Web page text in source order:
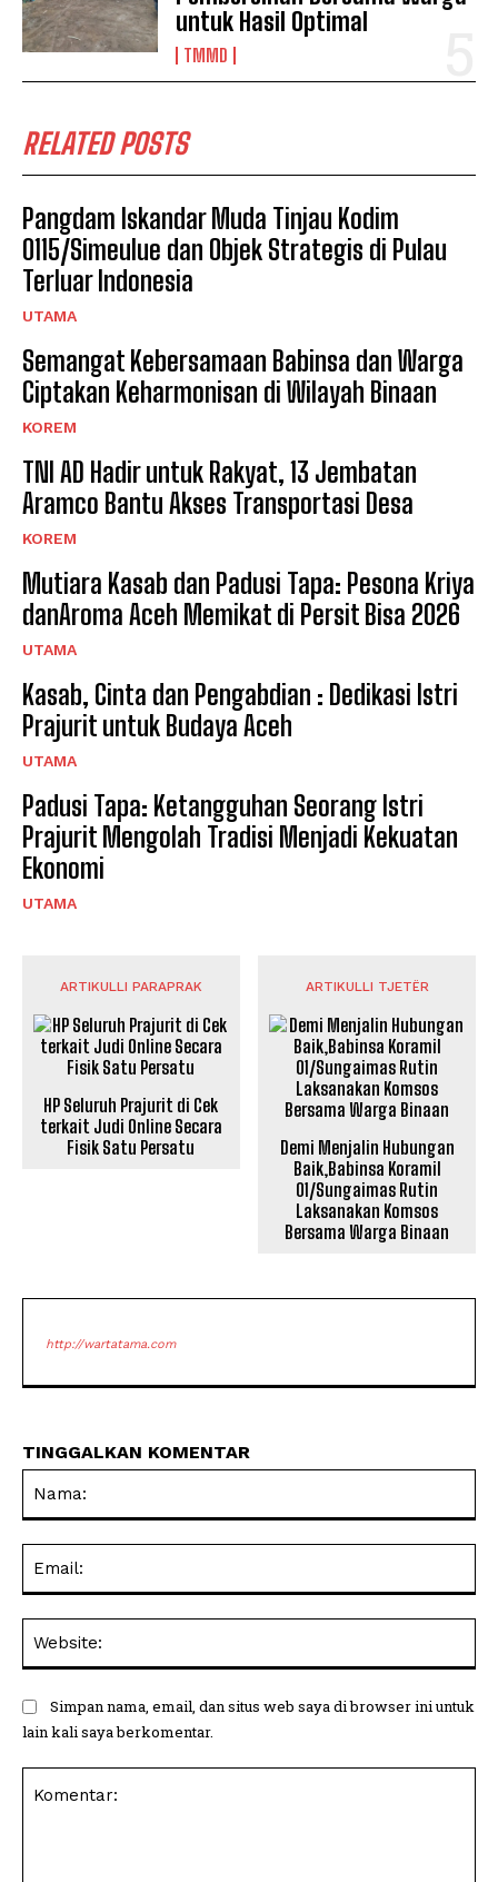
untuk Hasil Optimal
TMMD
RELATED POSTS
Pangdam Iskandar Muda Tinjau Kodim
0115/Simeulue dan Objek Strategis di Pulau
Terluar Indonesia
UTAMA
Semangat Kebersamaan Babinsa dan Warga
Ciptakan Keharmonisan di Wilayah Binaan
KOREM
TNI AD Hadir untuk Rakyat, 13 Jembatan
Aramco Bantu Akses Transportasi Desa
KOREM
Mutiara Kasab dan Padusi Tapa: Pesona Kriya
danAroma Aceh Memikat di Persit Bisa 2026
UTAMA
Kasab, Cinta dan Pengabdian : Dedikasi Istri
Prajurit untuk Budaya Aceh
UTAMA
Padusi Tapa: Ketangguhan Seorang Istri
Prajurit Mengolah Tradisi Menjadi Kekuatan
Ekonomi
UTAMA
ARTIKULLI PARAPRAK
HP Seluruh Prajurit di Cek
terkait Judi Online Secara
Fisik Satu Persatu
ARTIKULLI TJETËR
Demi Menjalin Hubungan
Baik,Babinsa Koramil
01/Sungaimas Rutin
Laksanakan Komsos
Bersama Warga Binaan
http://wartatama.com
TINGGALKAN KOMENTAR
Simpan nama, email, dan situs web saya di browser ini untuk
lain kali saya berkomentar.